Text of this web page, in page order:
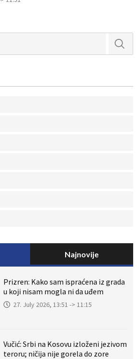
Najnovije
Prizren: Kako sam ispraćena iz grada
u koji nisam mogla ni da uđem
27. July 2026, 13:51 -> 11:15
Vučić: Srbi na Kosovu izloženi jezivom
teroru; ničija nije gorela do zore